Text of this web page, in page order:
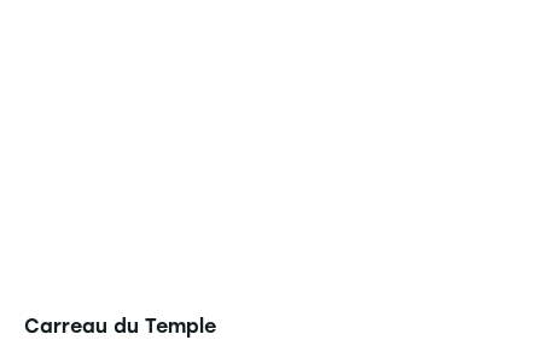
Carreau du Temple